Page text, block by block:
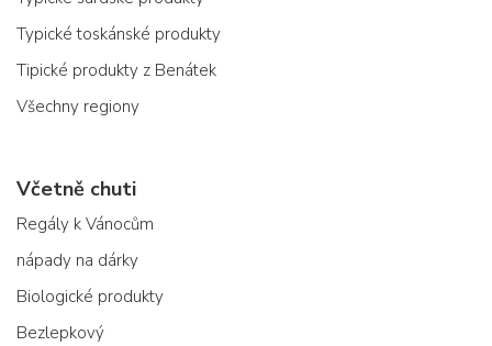
Typické toskánské produkty
Tipické produkty z Benátek
Všechny regiony
Včetně chuti
Regály k Vánocům
nápady na dárky
Biologické produkty
Bezlepkový